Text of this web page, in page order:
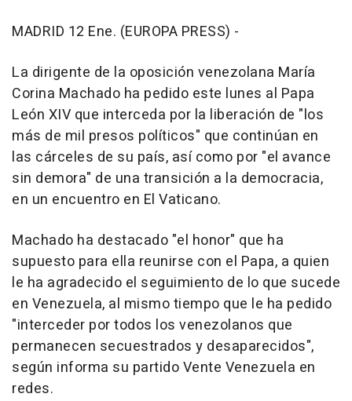
MADRID 12 Ene. (EUROPA PRESS) -
La dirigente de la oposición venezolana María
Corina Machado ha pedido este lunes al Papa
León XIV que interceda por la liberación de "los
más de mil presos políticos" que continúan en
las cárceles de su país, así como por "el avance
sin demora" de una transición a la democracia,
en un encuentro en El Vaticano.
Machado ha destacado "el honor" que ha
supuesto para ella reunirse con el Papa, a quien
le ha agradecido el seguimiento de lo que sucede
en Venezuela, al mismo tiempo que le ha pedido
"interceder por todos los venezolanos que
permanecen secuestrados y desaparecidos",
según informa su partido Vente Venezuela en
redes.